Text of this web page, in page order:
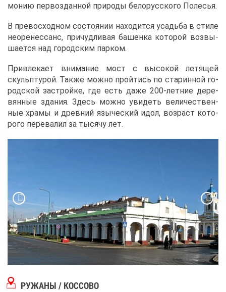
мо­нию пер­во­здан­ной при­ро­ды бе­ло­рус­ско­го По­ле­сья.
В пре­вос­ход­ном со­сто­я­нии на­хо­дит­ся усадь­ба в сти­ле
нео­ре­нес­санс, при­чуд­ли­вая ба­шен­ка ко­то­рой воз­вы­
ша­ет­ся над го­род­ским пар­ком.
При­вле­ка­ет вни­ма­ние мост с вы­со­кой ле­тя­щей
скульп­ту­рой. Та­к­же мож­но прой­тись по ста­рин­ной го­
род­ской за­строй­ке, где есть да­же 200-лет­ние де­ре­
вян­ные зда­ния. Здесь мож­но уви­деть ве­ли­че­ствен­
ные хра­мы и древ­ний язы­че­ский идол, воз­раст ко­то­
ро­го пе­ре­ва­лил за ты­ся­чу лет.
РУ­ЖА­НЫ / КОС­СО­ВО